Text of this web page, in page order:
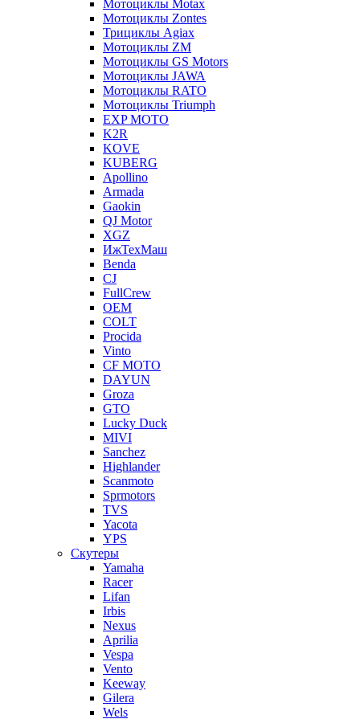
Мотоциклы Motax
Мотоциклы Zontes
Трициклы Agiax
Мотоциклы ZM
Мотоциклы GS Motors
Мотоциклы JAWA
Мотоциклы RATO
Мотоциклы Triumph
EXP MOTO
K2R
KOVE
KUBERG
Apollino
Armada
Gaokin
QJ Motor
XGZ
ИжТехМаш
Benda
CJ
FullCrew
OEM
COLT
Procida
Vinto
CF MOTO
DAYUN
Groza
GTO
Lucky Duck
MIVI
Sanchez
Highlander
Scanmoto
Sprmotors
TVS
Yacota
YPS
Скутеры
Yamaha
Racer
Lifan
Irbis
Nexus
Aprilia
Vespa
Vento
Keeway
Gilera
Wels